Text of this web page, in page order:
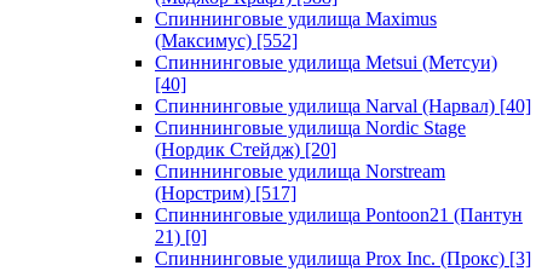
Спиннинговые удилища Maximus
(Максимус) [552]
Спиннинговые удилища Metsui (Метсуи)
[40]
Спиннинговые удилища Narval (Нарвал) [40]
Спиннинговые удилища Nordic Stage
(Нордик Стейдж) [20]
Спиннинговые удилища Norstream
(Норстрим) [517]
Спиннинговые удилища Pontoon21 (Пантун
21) [0]
Спиннинговые удилища Prox Inc. (Прокс) [3]